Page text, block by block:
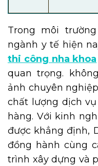
Trong môi
ngành y tế hiện
thi công nha khoa
quan trọng.
ảnh chuyên
chất lượng dịch
hàng. Với kinh
được khẳng định,
đồng hành cùng
trình xây dựng và